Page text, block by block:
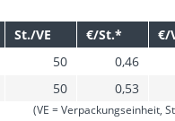
St./VE €/St.*
€/
50 0,46
50 0,53
(VE = Verpackungseinheit,